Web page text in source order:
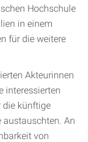
Hochschule
in einem
für die weitere
Akteurinnen
interessierten
die künftige
An
von